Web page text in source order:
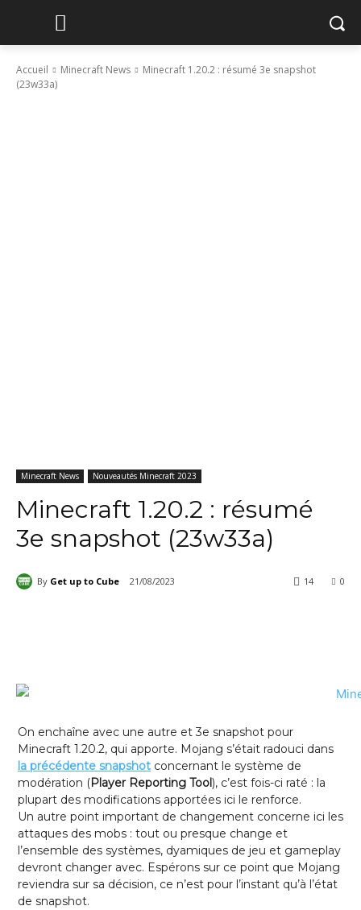
Accueil Minecraft News
Minecraft 1.20.2 : résumé 3e snapshot
(23w33a)
Minecraft News Nouveautés Minecraft 2023
Minecraft 1.20.2 : résumé
3e snapshot (23w33a)
By Get up to Cube 21/08/2023 0
14
On enchaîne avec une autre et 3e snapshot pour
Minecraft 1.20.2, qui apporte. Mojang s’était radouci dans
la précédente snapshot concernant le système de
modération (Player Reporting Tool), c’est fois-ci raté : la
plupart des modifications apportées ici le renforce.
Un autre point important de changement concerne ici les
attaques des mobs : tout ou presque change et
l’ensemble des systèmes, dyamiques de jeu et gameplay
devront changer avec. Espérons sur ce point que Mojang
reviendra sur sa décision, ce n’est pour l’instant qu’à l’état
de snapshot.